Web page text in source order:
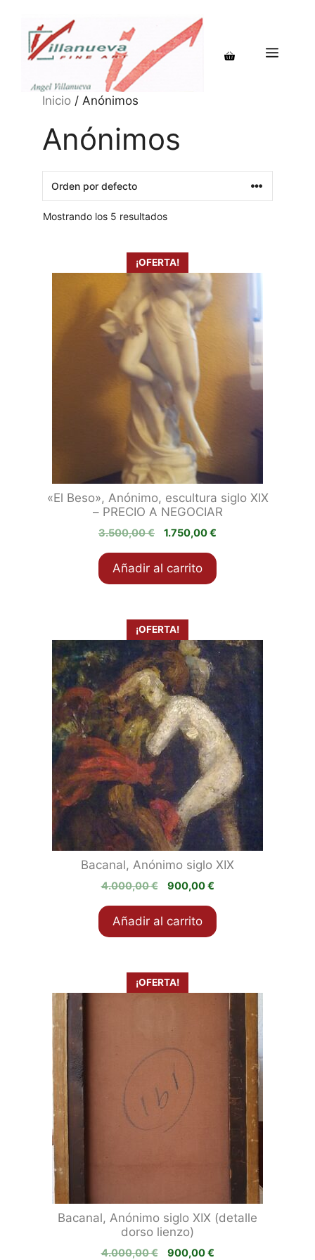
contenido
MENÚ
Inicio / Anónimos
Anónimos
Mostrando los 5 resultados
¡OFERTA!
«El Beso», Anónimo, escultura siglo XIX
– PRECIO A NEGOCIAR
3.500,00€
El
original
era:
1.750,00€
actual
es:
Añadir al carrito
¡OFERTA!
Bacanal, Anónimo siglo XIX
4.000,00€
El
original
era:
900,00€El
actual
es:
Añadir al carrito
¡OFERTA!
Bacanal, Anónimo siglo XIX (detalle
dorso lienzo)
4.000,00€ El
900,00€El